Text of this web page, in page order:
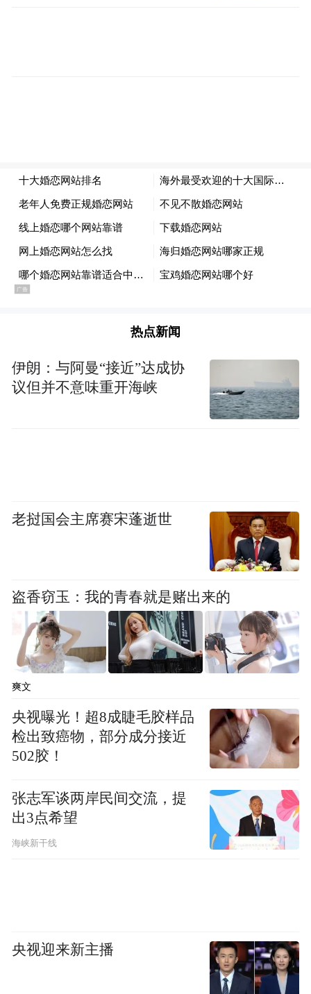
上，洪洞大槐树在景区范围内全面布置自助
便民设施，满足不同游客便民需求。设施涵
盖自动售货机、自助充电宝、自动童车租
赁、自助轮椅、智慧导览车等类别，充分考
虑各年龄阶层游客的实际需求。
旅游基础设施和公共服务配套建设，积极培
育旅游新业态新产品，提升景区旅游品质，
丰富游客旅游体验。洪洞大槐树景区将继续
聚焦智慧化提质升级，推进景区智慧化建
为了实现智慧化在管理上的加成效果，洪洞
大槐树景区通过运用人流量监测系统，将实
时数据上传至大数据平台，实现景区游客流
量实时动态监测；通过智慧化监控全覆盖保
障游客安全，实现景区监控无死角；通过安
防设备消防总布局，实现自动报警提醒，全
面规避危险发生。
在数字化时代网络营销是宣传的重要手段。
洪洞大槐树景区建立“两微一抖一手”等自媒
体营销矩阵，通过各平台用户偏好及粉丝受
播带货发展，增加二消经济增长。
该负责人表示，景区一直以来都很注重提升
热点新闻
伊朗：与阿曼“接近”达成协
议但并不意味重开海峡
老挝国会主席赛宋蓬逝世
盗香窃玉：我的青春就是赌出来的
爽文
央视曝光！超8成睫毛胶样品
检出致癌物，部分成分接近
502胶！
张志军谈两岸民间交流，提
出3点希望
海峡新干线
央视迎来新主播